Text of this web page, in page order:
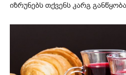
იზრუნებს თქვენს კარგ